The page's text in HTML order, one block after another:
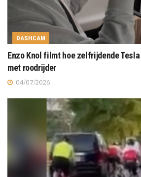
DASHCAM
Enzo Knol filmt hoe zelfrijdende
met roodrijder
04/07/2026